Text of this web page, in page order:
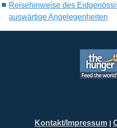
Reisehinweise des
auswärtige Angelegenheiten
Kontakt/Impressum|